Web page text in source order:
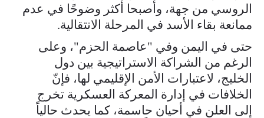
الروسي من جهة، وأصبحا أكثر وضوحًا في عدم
ممانعة بقاء الأسد في المرحلة الانتقالية.
حتى في اليمن وفي "عاصمة الحزم"، وعلى
الرغم من الشراكة الاستراتيجية بين دول
الخليج، لاعتبارات الأمن الإقليمي لها، فإنّ
الخلافات في إدارة المعركة العسكرية تخرج
إلى العلن في أحيان حاسمة، كما يحدث حالياً